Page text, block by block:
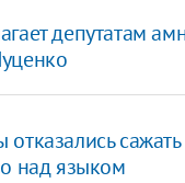
депутатам
отказались сажать
над языком